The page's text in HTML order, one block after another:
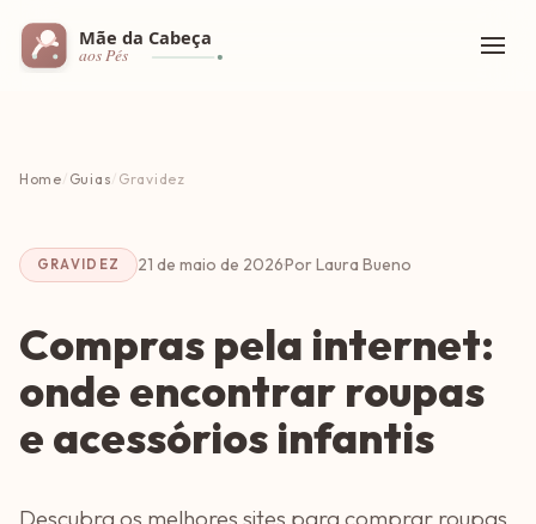
Home Guias Gravidez
GRAVIDEZ 21 de maio de 2026·Por Laura Bueno
Compras pela internet:
onde encontrar roupas
e acessórios infantis
Descubra os melhores sites para comprar roupas